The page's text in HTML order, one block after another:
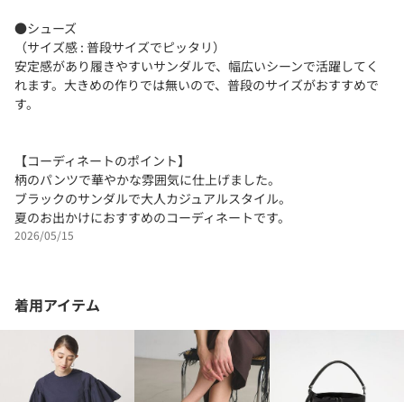
●シューズ
（サイズ感 : 普段サイズでピッタリ）
安定感があり履きやすいサンダルで、幅広いシーンで活躍してく
れます。大きめの作りでは無いので、普段のサイズがおすすめで
す。
【コーディネートのポイント】
柄のパンツで華やかな雰囲気に仕上げました。
ブラックのサンダルで大人カジュアルスタイル。
夏のお出かけにおすすめのコーディネートです。
2026/05/15
着用アイテム